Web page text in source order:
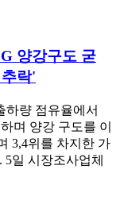
양강구도 굳
락'
하량 점유율에서
며 양강 구도를 이
3,4위를 차지한 가
일 시장조사업체